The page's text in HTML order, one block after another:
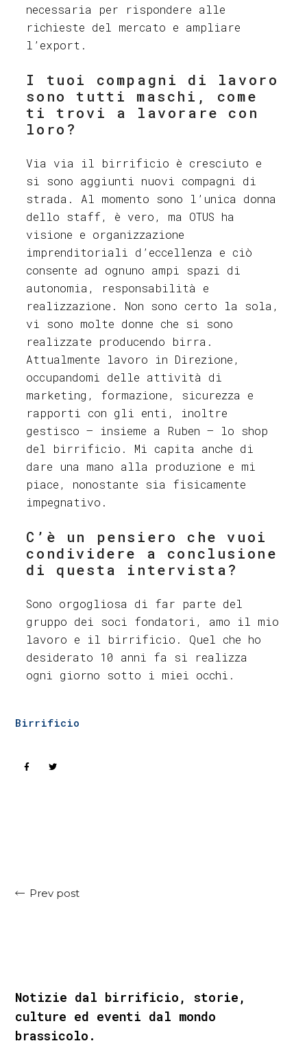
necessaria per rispondere alle
richieste del mercato e ampliare
l’export.
I tuoi compagni di lavoro
sono tutti maschi, come
ti trovi a lavorare con
loro?
Via via il birrificio è cresciuto e
si sono aggiunti nuovi compagni di
strada. Al momento sono l’unica donna
dello staff, è vero, ma OTUS ha
visione e organizzazione
imprenditoriali d’eccellenza e ciò
consente ad ognuno ampi spazi di
autonomia, responsabilità e
realizzazione. Non sono certo la sola,
vi sono molte donne che si sono
realizzate producendo birra.
Attualmente lavoro in Direzione,
occupandomi delle attività di
marketing, formazione, sicurezza e
rapporti con gli enti, inoltre
gestisco – insieme a Ruben – lo shop
del birrificio. Mi capita anche di
dare una mano alla produzione e mi
piace, nonostante sia fisicamente
impegnativo.
C’è un pensiero che vuoi
condividere a conclusione
di questa intervista?
Sono orgogliosa di far parte del
gruppo dei soci fondatori, amo il mio
lavoro e il birrificio. Quel che ho
desiderato 10 anni fa si realizza
ogni giorno sotto i miei occhi.
Birrificio
Prev post
Notizie dal birrificio, storie,
culture ed eventi dal mondo
brassicolo.